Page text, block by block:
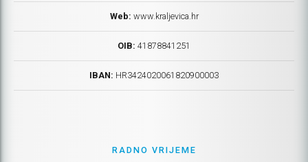
Web: www.kraljevica.hr
OIB: 41878841251
IBAN: HR3424020061820900003
RADNO VRIJEME